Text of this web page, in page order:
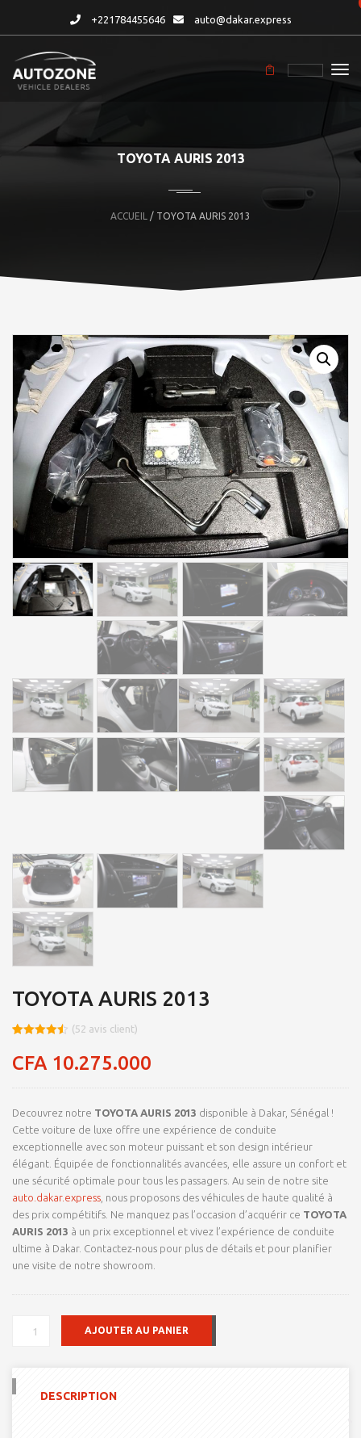
+221784455646 auto@dakar.express
TOYOTA AURIS 2013
ACCUEIL / TOYOTA AURIS 2013
TOYOTA AURIS 2013
sur 5
basé sur
client
(52 avis client)
CFA10.275.000
Decouvrez notre TOYOTA AURIS 2013 disponible à Dakar, Sénégal !
Cette voiture de luxe offre une expérience de conduite
exceptionnelle avec son moteur puissant et son design intérieur
élégant. Équipée de fonctionnalités avancées, elle assure un confort et
une sécurité optimale pour tous les passagers. Au sein de notre site
auto.dakar.express , nous proposons des véhicules de haute qualité à
des prix compétitifs. Ne manquez pas l’occasion d’acquérir ce TOYOTA
AURIS 2013 à un prix exceptionnel et vivez l’expérience de conduite
ultime à Dakar. Contactez-nous pour plus de détails et pour planifier
une visite de notre showroom.
QUANTITÉ
AJOUTER AU PANIER
DESCRIPTION